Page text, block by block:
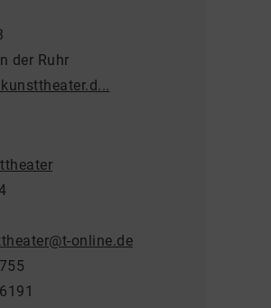
der Ruhr
online.de